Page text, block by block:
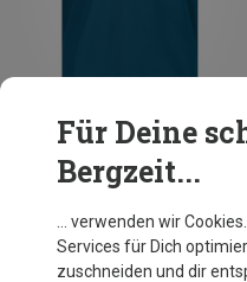
Du sparst 10%
Für Deine
Bergzeit...
… verwenden wir
Services für Dich
zuschneiden und dir